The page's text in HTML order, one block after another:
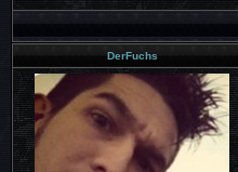
DerFuchs